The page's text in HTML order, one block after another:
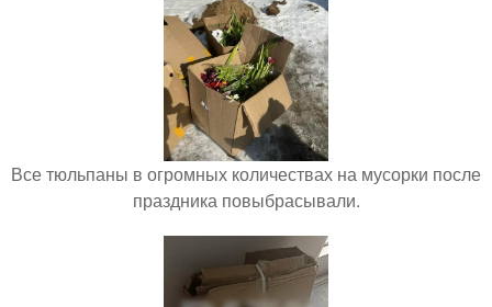
Все тюльпаны в огромных количествах на мусорки после
праздника повыбрасывали.